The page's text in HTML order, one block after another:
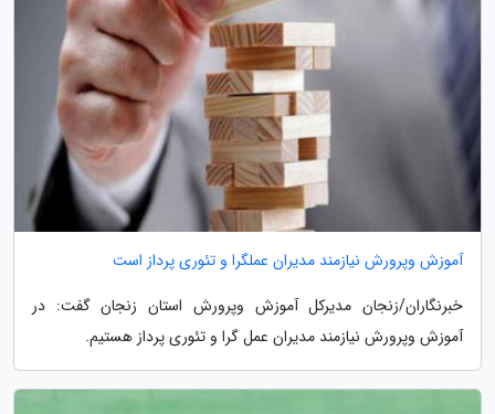
آموزش وپرورش نیازمند مدیران عملگرا و تئوری پرداز است
خبرنگاران/زنجان مدیرکل آموزش وپرورش استان زنجان گفت: در
آموزش وپرورش نیازمند مدیران عمل گرا و تئوری پرداز هستیم.